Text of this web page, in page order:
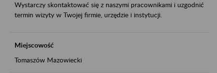
Wystarczy skontaktować się z naszymi pracownikami i uzgodnić
termin wizyty w Twojej firmie, urzędzie i instytucji.
Miejscowość
Tomaszów Mazowiecki